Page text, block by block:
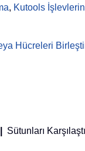
, Kutools
Hücreleri
Sütunları